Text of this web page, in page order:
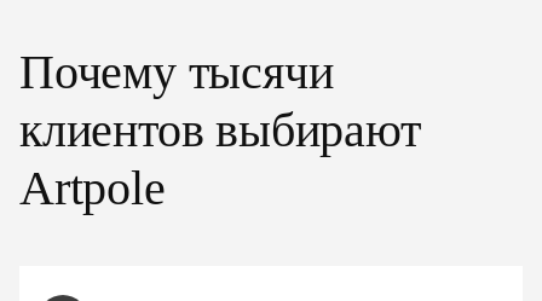
Почему тысячи
клиентов выбирают
Artpole